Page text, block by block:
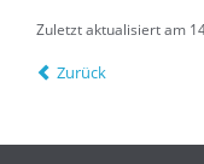
Zuletzt aktualisiert am
Zurück